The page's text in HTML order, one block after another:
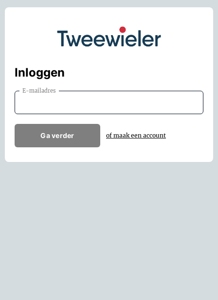
Inloggen
E-mailadres
Ga verder of maak een account